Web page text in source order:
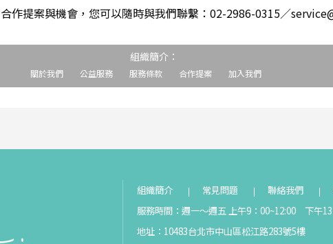
作提案與機會，您可以隨時與我們聯繫：02-2986-0315／
組織簡介：
關於我們 公益服務 服務條款 合作提案 加入我們
組織簡介 常見問題 聯絡我們
服務時間：週一～週五 上午9：00~12:00 下午
地址：10483台北市中山區松江路283號5樓